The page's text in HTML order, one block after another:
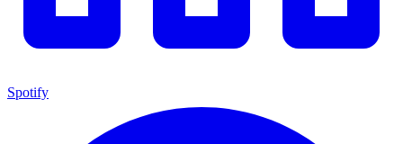
Spotify